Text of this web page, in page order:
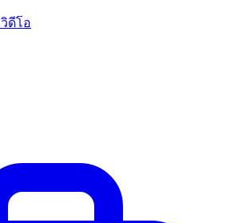
วิดีโอ